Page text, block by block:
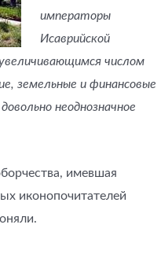
императоры
Исаврийской
числом
земельные и финансовые
неоднозначное
имевшая
иконопочитателей